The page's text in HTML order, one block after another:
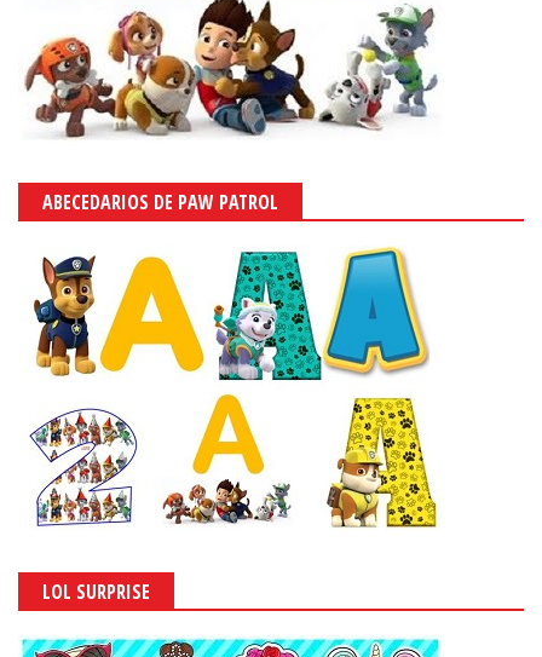
ABECEDARIOS DE PAW PATROL
LOL SURPRISE